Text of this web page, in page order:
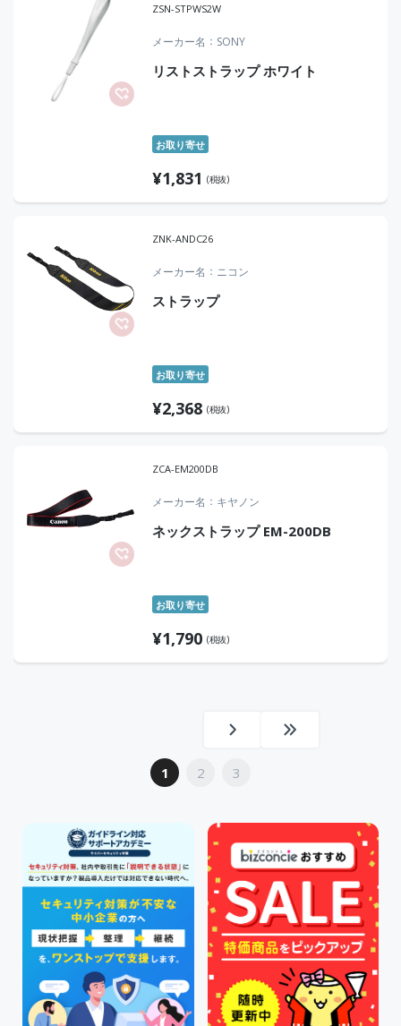
ZSN-STPWS2W
メーカー名 SONY
リストストラップ ホワイト
お取り寄せ
¥1,831 (税抜)
ZNK-ANDC26
メーカー名 ニコン
ストラップ
お取り寄せ
¥2,368 (税抜)
ZCA-EM200DB
メーカー名 キヤノン
ネックストラップ EM-200DB
お取り寄せ
¥1,790 (税抜)
1 2 3